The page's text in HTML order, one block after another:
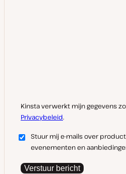
Kinsta verwerkt mijn gegevens
Privacybeleid.
Stuur mij e-mails over
evenementen en
Verstuur bericht